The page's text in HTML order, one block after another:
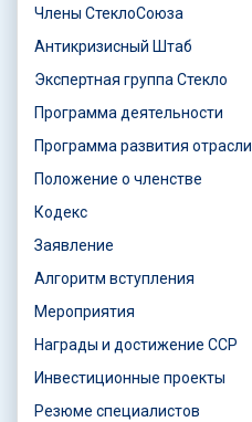
Члены СтеклоСоюза
Антикризисный Штаб
Экспертная группа Стекло
Программа деятельности
Программа развития отрасли
Положение о членстве
Кодекс
Заявление
Алгоритм вступления
Мероприятия
Награды и достижение ССР
Инвестиционные проекты
Резюме специалистов